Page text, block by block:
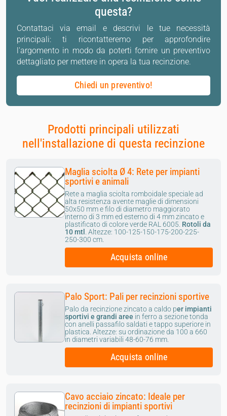
questa?
Contattaci via email e descrivi le tue necessità
principali: ti ricontatteremo per approfondire
l'argomento in modo da poterti fornire un preventivo
dettagliato per mettere in opera la tua recinzione.
Chiedi un preventivo!
Prodotti principali utilizzati
nell'installazione di questa recinzione
Maglia sciolta Ø 4: Rete per impianti
sportivi e animali
Rete a maglia sciolta romboidale speciale ad
alta resistenza avente maglie di dimensioni
50x50 mm e filo di diametro maggiorato
interno di 3 mm ed esterno di 4 mm zincato e
plastificato di colore verde RAL 6005. Rotoli da
10 mtl Altezze: 100-125-150-175-200-225-
250-300 cm.
Acquista online
Palo Sport: Pali per recinzioni sportive
Palo da recinzione zincato a caldo per impianti
sportivi e grandi aree in ferro a sezione tonda
con anelli passafilo saldati e tappo superiore in
plastica. Altezze: su ordinazione da 100 a 660
in diametri variabili 48-60-76 mm.
Acquista online
Cavo acciaio zincato: Ideale per
recinzioni di impianti sportivi